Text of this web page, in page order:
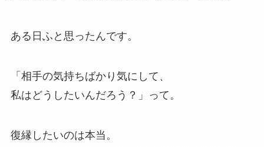
ある日ふと思ったんです。
「相手の気持ちばかり気にして、
私はどうしたいんだろう？」って。
復縁したいのは本当。